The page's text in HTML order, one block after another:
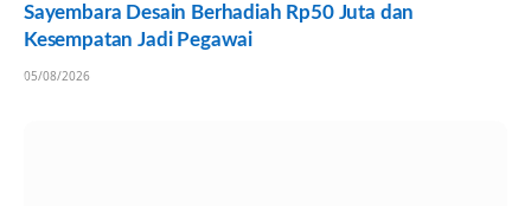
Sayembara Desain Berhadiah Rp50 Juta dan
Kesempatan Jadi Pegawai
05/08/2026